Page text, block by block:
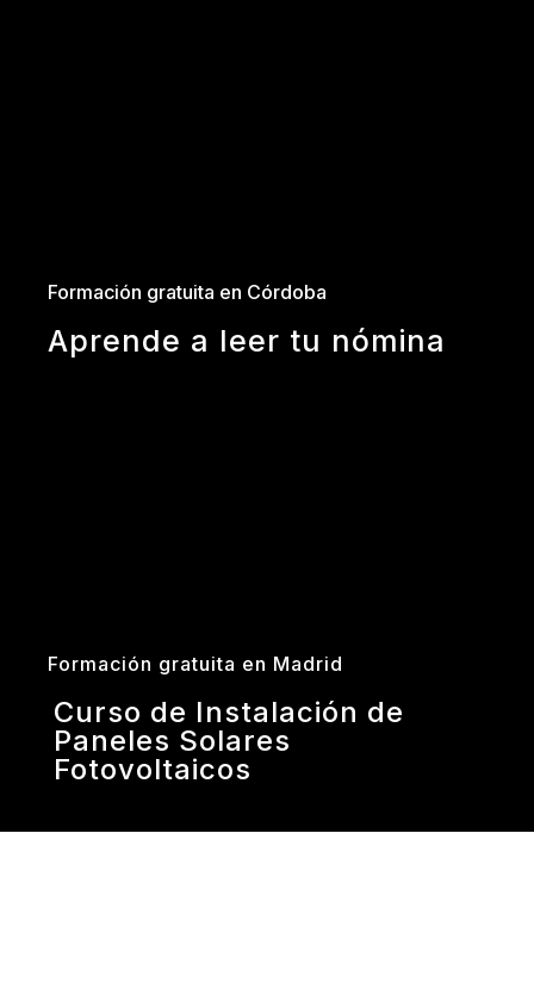
Formación gratuita en Córdoba
Aprende a leer tu nómina
Formación gratuita en Madrid
Curso de Instalación de
Paneles Solares
Fotovoltaicos